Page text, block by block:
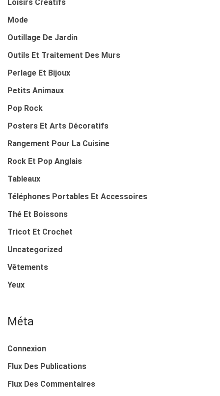
Loisirs Créatifs
Mode
Outillage De Jardin
Outils Et Traitement Des Murs
Perlage Et Bijoux
Petits Animaux
Pop Rock
Posters Et Arts Décoratifs
Rangement Pour La Cuisine
Rock Et Pop Anglais
Tableaux
Téléphones Portables Et Accessoires
Thé Et Boissons
Tricot Et Crochet
Uncategorized
Vêtements
Yeux
Méta
Connexion
Flux Des Publications
Flux Des Commentaires